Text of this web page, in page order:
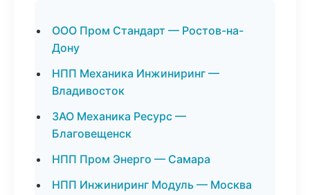
ООО Пром Стандарт — Ростов-на-
Дону
НПП Механика Инжиниринг —
Владивосток
ЗАО Механика Ресурс —
Благовещенск
НПП Пром Энерго — Самара
НПП Инжиниринг Модуль — Москва